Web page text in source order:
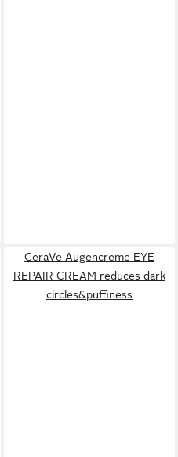
CeraVe Augencreme EYE
REPAIR CREAM reduces dark
circles&puffiness